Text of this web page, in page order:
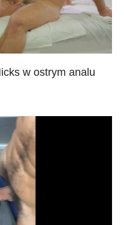
w ostrym analu